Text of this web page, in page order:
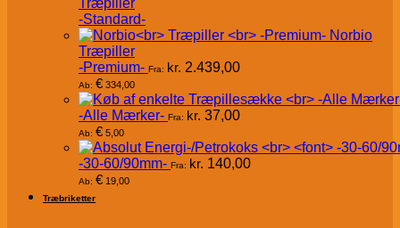
-Standard-
Norbio
Træpiller
-Premium- Fra: kr. 2.439,00
Ab: € 334,00
-Alle Mærker- Fra: kr. 37,00
Ab: € 5,00
-30-60/90mm- Fra: kr. 140,00
Ab: € 19,00
Træbriketter